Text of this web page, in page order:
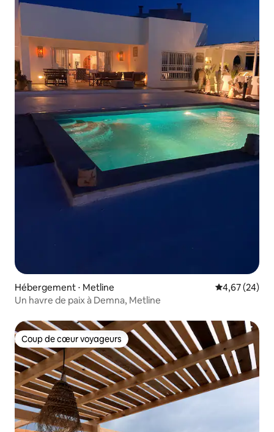
Hébergement ⋅ Metline Évaluation
4,67 (24)
Un havre de paix à Demna, Metline
Coup de cœur voyageurs
Coup de cœur voyageurs